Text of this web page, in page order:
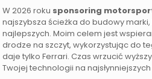
W 2026 roku sponsoring
najszybsza ścieżka do budowy
najlepszych. Moim celem jest
drodze na szczyt, wykorzystując do
daje tylko Ferrari. Czas wrzucić
Twojej technologii na